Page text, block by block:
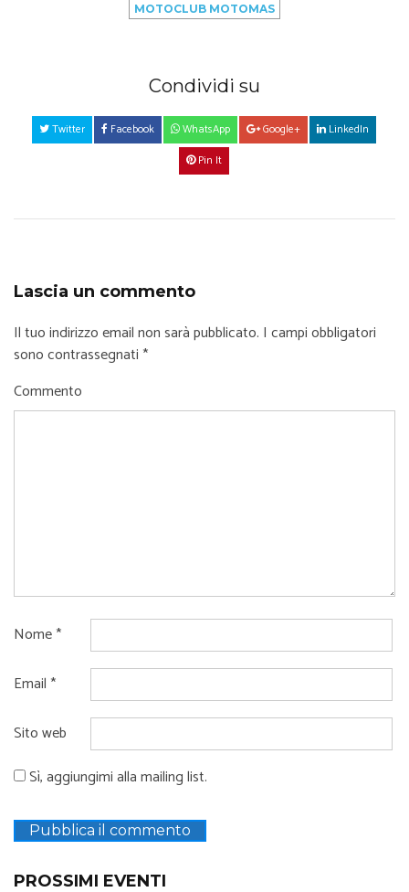
MOTOCLUB MOTOMAS
Condividi su
Twitter Facebook WhatsApp Google+
LinkedIn
Pin It
Lascia un commento
Il tuo indirizzo email non sarà pubblicato. I campi obbligatori
sono contrassegnati *
Commento
Nome*
Email *
Sito web
Sì, aggiungimi alla mailing list.
PROSSIMI EVENTI